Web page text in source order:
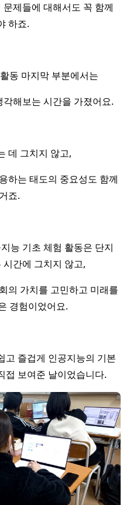
제들에 대해서도 꼭 함께
하죠.
동 마지막 부분에서는
해보는 시간을 가졌어요.
데 그치지 않고,
하는 태도의 중요성도 함께
죠.
능 기초 체험 활동은 단지
간에 그치지 않고,
의 가치를 고민하고 미래를
경험이었어요.
고 즐겁게 인공지능의 기본
접 보여준 날이었습니다.